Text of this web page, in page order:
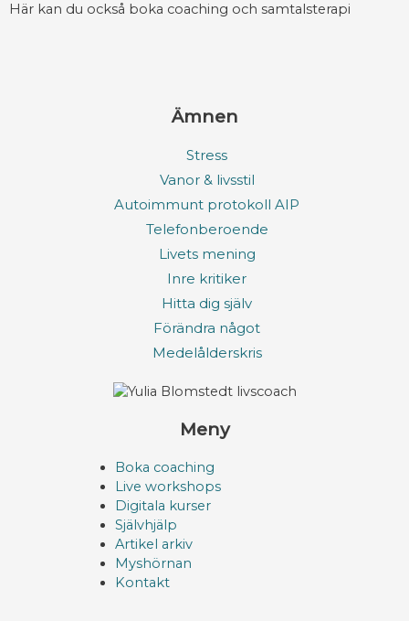
Här kan du också boka coaching och samtalsterapi
Ämnen
Stress
Vanor & livsstil
Autoimmunt protokoll AIP
Telefonberoende
Livets mening
Inre kritiker
Hitta dig själv
Förändra något
Medelålderskris
Meny
Boka coaching
Live workshops
Digitala kurser
Självhjälp
Artikel arkiv
Myshörnan
Kontakt